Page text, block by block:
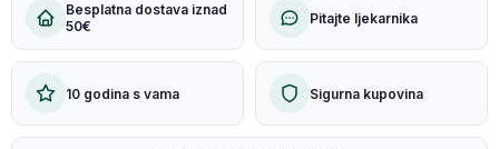
Besplatna dostava iznad
50€
Pitajte ljekarnika
10 godina s vama Sigurna kupovina